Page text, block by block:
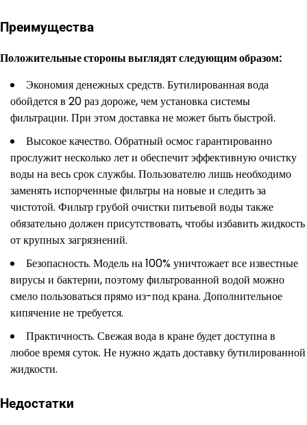
Преимущества
Положительные стороны выглядят следующим образом:
Экономия денежных средств. Бутилированная вода
обойдется в 20 раз дороже, чем установка системы
фильтрации. При этом доставка не может быть быстрой.
Высокое качество. Обратный осмос гарантированно
прослужит несколько лет и обеспечит эффективную очистку
воды на весь срок службы. Пользователю лишь необходимо
заменять испорченные фильтры на новые и следить за
чистотой. Фильтр грубой очистки питьевой воды также
обязательно должен присутствовать, чтобы избавить жидкость
от крупных загрязнений.
Безопасность. Модель на 100% уничтожает все известные
вирусы и бактерии, поэтому фильтрованной водой можно
смело пользоваться прямо из-под крана. Дополнительное
кипячение не требуется.
Практичность. Свежая вода в кране будет доступна в
любое время суток. Не нужно ждать доставку бутилированной
жидкости.
Недостатки